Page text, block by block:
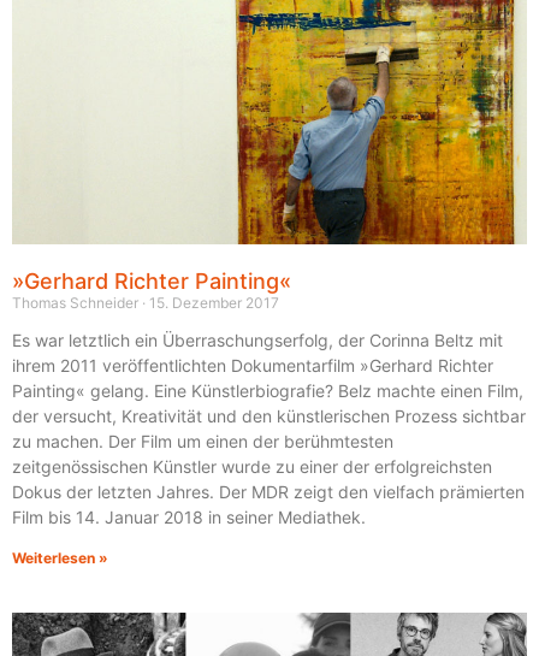
»Gerhard Richter Painting«
Thomas Schneider 15. Dezember 2017
Es war letztlich ein Überraschungserfolg, der Corinna Beltz mit
ihrem 2011 veröffentlichten Dokumentarfilm »Gerhard Richter
Painting« gelang. Eine Künstlerbiografie? Belz machte einen Film,
der versucht, Kreativität und den künstlerischen Prozess sichtbar
zu machen. Der Film um einen der berühmtesten
zeitgenössischen Künstler wurde zu einer der erfolgreichsten
Dokus der letzten Jahres. Der MDR zeigt den vielfach prämierten
Film bis 14. Januar 2018 in seiner Mediathek.
Weiterlesen »